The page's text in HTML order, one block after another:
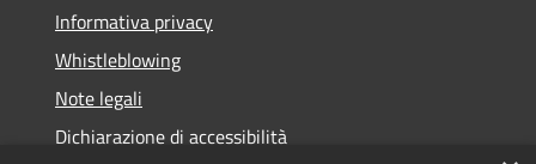
Informativa privacy
Whistleblowing
Note legali
Dichiarazione di accessibilità